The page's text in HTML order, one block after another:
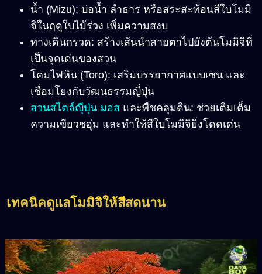
น้ำ (Mizu): บ่อน้ำ ลำธาร หรือสระสะท้อนสีใบโมมิ
จิในฤดูใบไม้ร่วง เพิ่มความสงบ
ทางเดินกรวด: สร้างเส้นนำสายตาไปยังต้นโมมิจิที่
เป็นจุดเด่นของสวน
โคมไฟหิน (Toro): เสริมบรรยากาศแบบเซน และ
เชื่อมโยงกับวัฒนธรรมญี่ปุ่น
สวนสไตล์ญุีปุ่น มอส และพืชคลุมดิน: ช่วยเติมเต็ม
ความเขียวชอุ่ม และทำให้สีใบโมมิจิยิ่งโดดเด่น
เทคนิคดูแลโมมิจิให้สีสดนาน